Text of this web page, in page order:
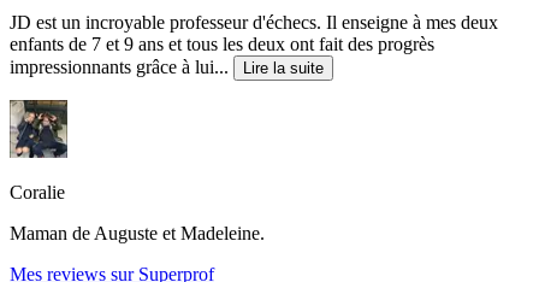
JD est un incroyable professeur d'échecs. Il enseigne à mes deux
enfants de 7 et 9 ans et tous les deux ont fait des progrès
impressionnants grâce à lui...
Lire la suite
Coralie
Maman de Auguste et Madeleine.
Mes reviews sur Superprof